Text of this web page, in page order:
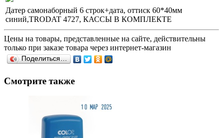
Датер самонаборный 6 строк+дата, оттиск 60*40мм
синий,TRODAT 4727, КАССЫ В КОМПЛЕКТЕ
Цены на товары, представленные на сайте, действительны
только при заказе товара через интернет-магазин
Поделиться…
Смотрите также